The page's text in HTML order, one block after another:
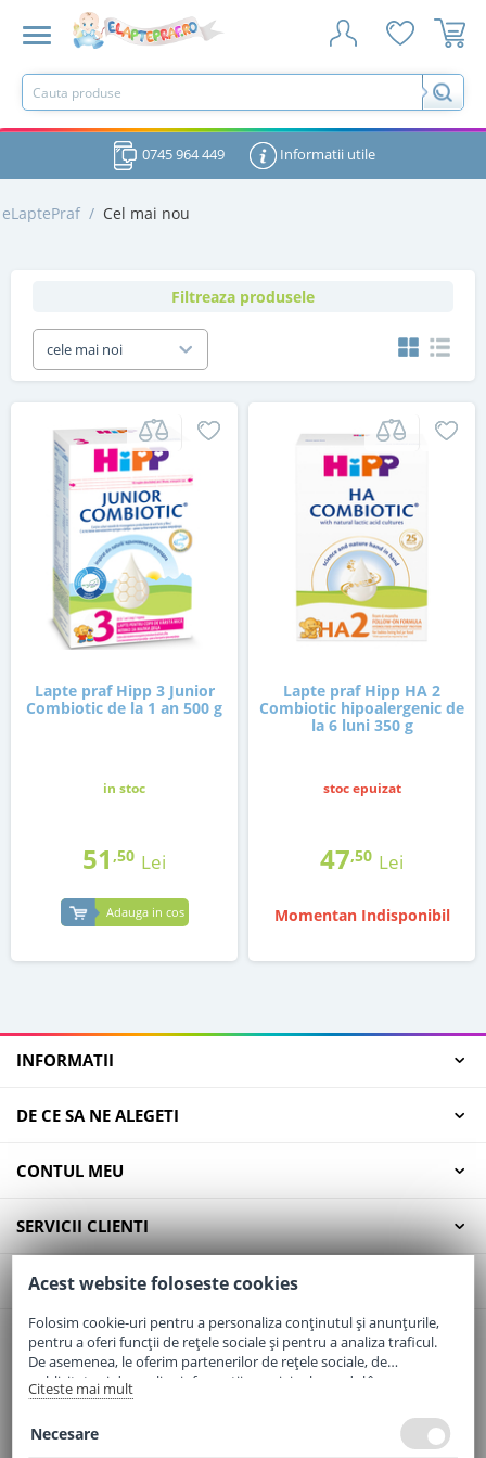
0745 964 449 Informatii utile
eLaptePraf / Cel mai nou
Filtreaza produsele
cele mai noi
Lapte praf Hipp 3 Junior
Combiotic de la 1 an 500 g
in stoc
51 ,50 Lei
Adauga in cos
Lapte praf Hipp HA 2
Combiotic hipoalergenic de
la 6 luni 350 g
stoc epuizat
47,50 Lei
Momentan Indisponibil
INFORMATII
DE CE SA NE ALEGETI
CONTUL MEU
SERVICII CLIENTI
CONTACT
Email:office@elaptepraf.ro
Telefon:0745-964-449
Adresa:Sos. Borsului, Nr. 20, Oradea, Jud. Bihor
Acest website foloseste cookies
Folosim cookie-uri pentru a personaliza conținutul și anunțurile,
pentru a oferi funcții de rețele sociale și pentru a analiza traficul.
De asemenea, le oferim partenerilor de rețele sociale, de
publicitate și de analize informații cu privire la modul în care
folosiți site-ul nostru. Aceștia le pot combina cu alte informații
Citeste mai mult
Necesare